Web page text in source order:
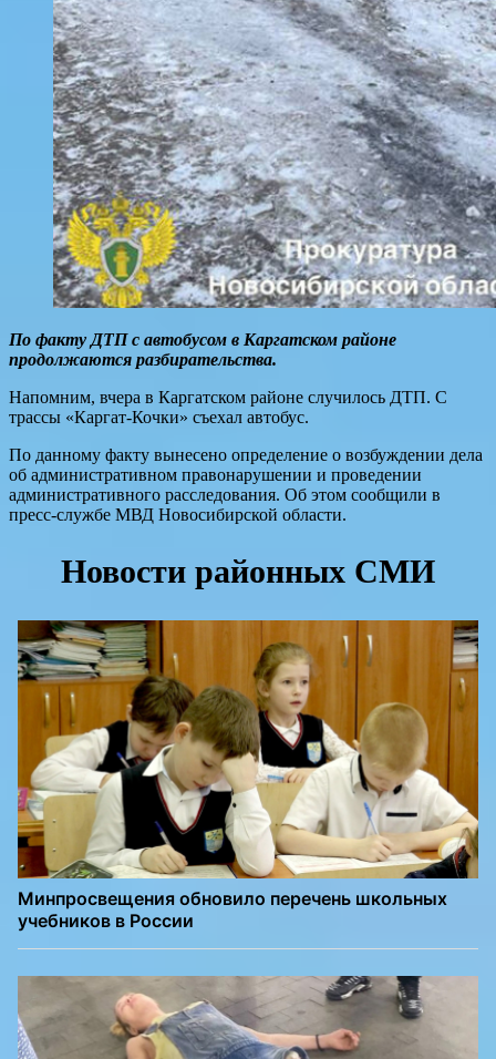
По факту ДТП с автобусом в Каргатском районе
продолжаются разбирательства.
Напомним, вчера в Каргатском районе случилось ДТП. С
трассы «Каргат-Кочки» съехал автобус.
По данному факту вынесено определение о возбуждении дела
об административном правонарушении и проведении
административного расследования. Об этом сообщили в
пресс-службе МВД Новосибирской области.